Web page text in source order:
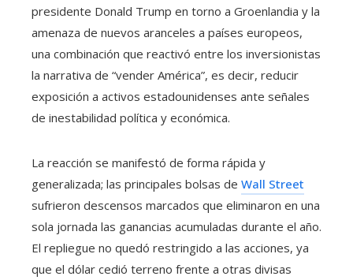
presidente Donald Trump en torno a Groenlandia y la
amenaza de nuevos aranceles a países europeos,
una combinación que reactivó entre los inversionistas
la narrativa de “vender América”, es decir, reducir
exposición a activos estadounidenses ante señales
de inestabilidad política y económica.
La reacción se manifestó de forma rápida y
generalizada; las principales bolsas de Wall Street
sufrieron descensos marcados que eliminaron en una
sola jornada las ganancias acumuladas durante el año.
El repliegue no quedó restringido a las acciones, ya
que el dólar cedió terreno frente a otras divisas